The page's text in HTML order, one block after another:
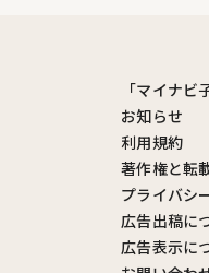
「マイナビ
お知らせ
利用規約
著作権と転
プライバシ
広告出稿に
広告表示に